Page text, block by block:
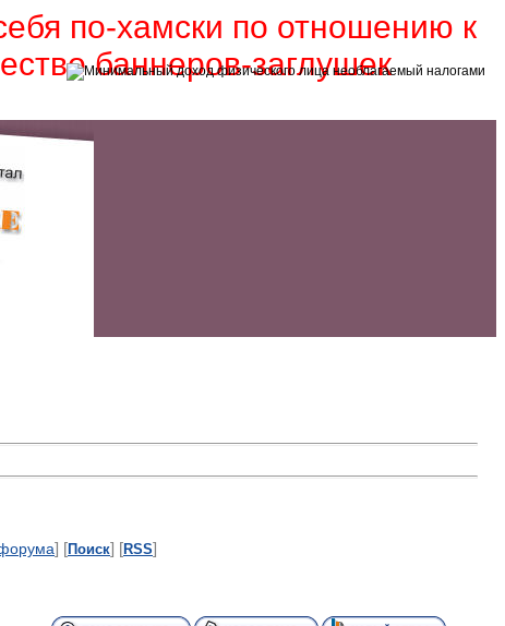
по-хамски по отношению к
баннеров-заглушек
] [Поиск] [RSS]